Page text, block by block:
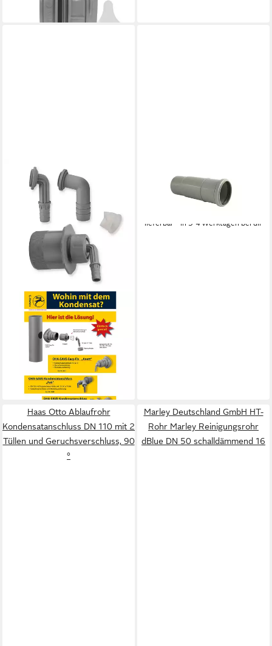
lieferbar - in 3-4 Werktagen bei dir
HAAS OTTO
Ablaufrohr
Kondensatanschluss DN 50
mit 3 Tüllen und
Geruchsverschluss, 90 °
21,09 €
lieferbar - in 2-3 Werktagen bei dir
HT-Rohr Marley HT-
Langmuffe DN 110
lieferbar - in 3-4 Werktagen bei dir
Haas Otto Ablaufrohr
Kondensatanschluss DN 110 mit 2
Tüllen und Geruchsverschluss, 90
°
Marley Deutschland GmbH HT-
Rohr Marley Reinigungsrohr
dBlue DN 50 schalldämmend 16